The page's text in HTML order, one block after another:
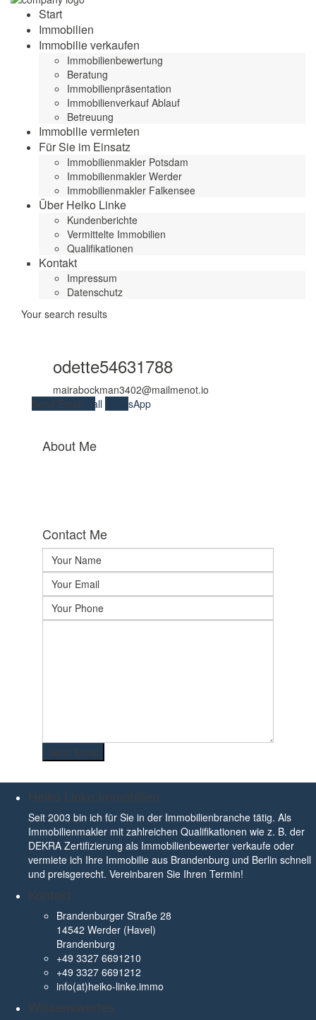
Start
Immobilien
Immobilie verkaufen
Immobilienbewertung
Beratung
Immobilienpräsentation
Immobilienverkauf Ablauf
Betreuung
Immobilie vermieten
Für Sie im Einsatz
Immobilienmakler Potsdam
Immobilienmakler Werder
Immobilienmakler Falkensee
Über Heiko Linke
Kundenberichte
Vermittelte Immobilien
Qualifikationen
Kontakt
Impressum
Datenschutz
Your search results
odette54631788
mairabockman3402@mailmenot.io
Send Email
Call WhatsApp
About Me
Contact Me
Heiko Linke Immobilien
Seit 2003 bin ich für Sie in der Immobilienbranche tätig. Als
Immobilienmakler mit zahlreichen Qualifikationen wie z. B. der
DEKRA Zertifizierung als Immobilienbewerter verkaufe oder
vermiete ich Ihre Immobilie aus Brandenburg und Berlin schnell
und preisgerecht. Vereinbaren Sie Ihren Termin!
Kontakt
Brandenburger Straße 28
14542 Werder (Havel)
Brandenburg
+49 3327 6691210
+49 3327 6691212
info(at)heiko-linke.immo
Wissenswertes